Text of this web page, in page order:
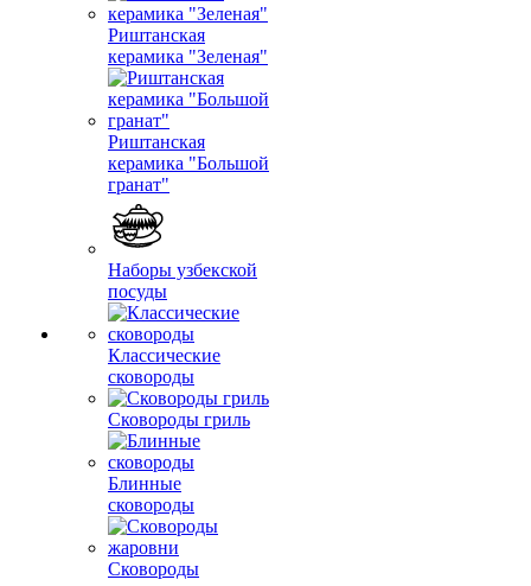
Риштанская
керамика "Зеленая"
Риштанская
керамика "Большой
гранат"
Наборы узбекской
посуды
Классические
сковороды
Сковороды гриль
Блинные
сковороды
Сковороды